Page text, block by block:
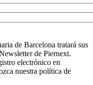
de Barcelona tratará sus
de Piernext.
electrónico en
nuestra política de